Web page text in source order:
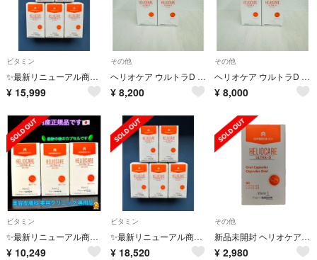
ビタミン
✨最新リニューアル商品です✨✴️ヘリオケア ウルトラD✴️美容クリニック専用
¥ 15,999
その他
ヘリオケア ウルトラD 30粒
¥ 8,200
その他
ヘリオケア ウルトラD 30粒
¥ 8,000
ビタミン
✨最新リニューアル商品です✨✴️ヘリオケア ウルトラD✴️美容クリニック専用
¥ 10,249
ビタミン
✨最新リニューアル商品です✨✴️ヘリオケア ウルトラD✴️美容クリニック専用
¥ 18,520
その他
新品未開封 ヘリオケア ウルトラD オーラル 30錠
¥ 2,980